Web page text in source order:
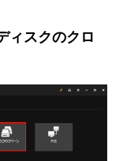
ィスクのクロ